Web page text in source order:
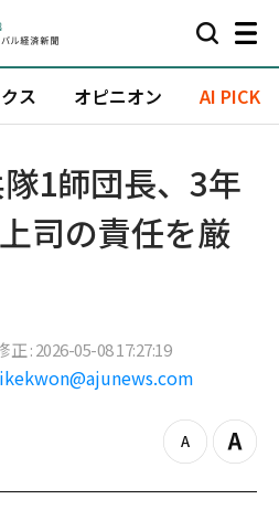
ス オピニオン AI PICK
1師団長、3年
司の責任を厳
正 : 2026-05-08 17:27:19
z
o
Z
o